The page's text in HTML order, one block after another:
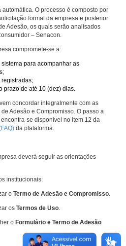
O processo é composto por
formal da empresa e posterior
Adesão, os quais serão analisados
– Senacon.
compromete-se a:
para acompanhar as
prazo de até 10 (dez) dias.
concordar integralmente com as
Adesão e Compromisso. O passo a
se disponível no item 12 da
da plataforma.
deverá seguir as orientações
institucionais:
o Termo de Adesão e Compromisso.
os Termos de Uso.
o Formulário e Termo de Adesão